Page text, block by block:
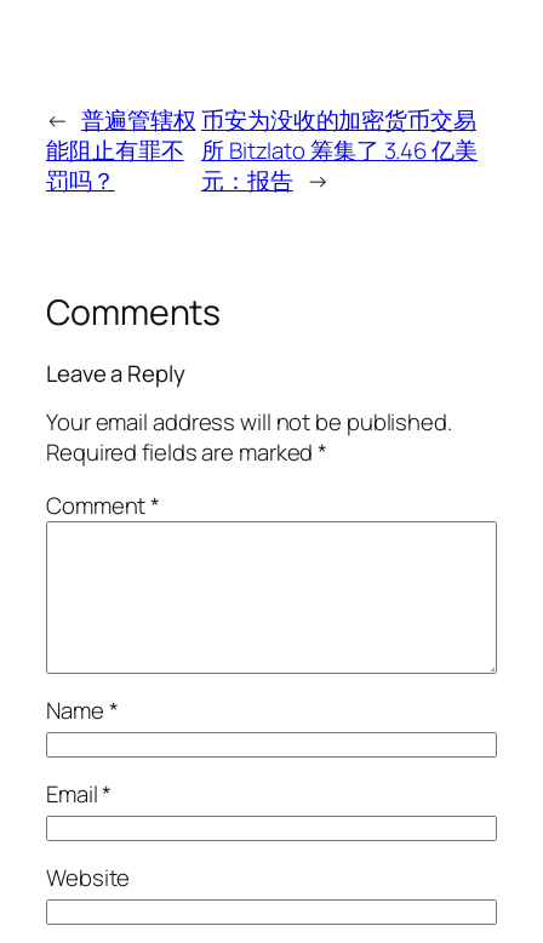
← 普遍管辖权
能阻止有罪不
罚吗？
币安为没收的加密货币交易
所 Bitzlato 筹集了 3.46 亿美
元：报告 →
Comments
Leave a Reply
Your email address will not be published.
Required fields are marked*
Comment*
Name*
Email*
Website